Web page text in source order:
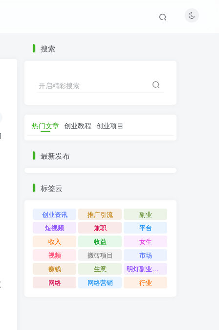
搜索
开启精彩搜索
热门文章 创业教程 创业项目
最新发布
标签云
创业资讯 推广引流
副业
短视频
兼职
平台
收入
收益
女生
视频
搬砖项目
市场
赚钱
生意
明灯副业千计
网络
网络营销 行业